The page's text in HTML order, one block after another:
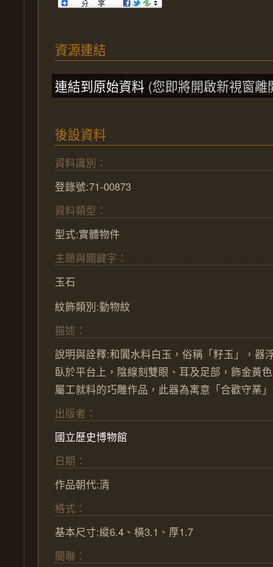
資源連結
連結到原始資料 (您即將開啟新視窗離
後設資料
資料識別：
登錄號:71-00873
資料類型：
型式:實體物件
主題與關鍵字：
玉石
紋飾類別:動物紋
描述：
說明與詮釋:和闐水料白玉，俗稱「籽玉」，器
臥於平台上，陰線刻雙眼、耳及足部，飾金黃
屬工就料的巧雕作品，此器為寓意「合歡守業
出版者：
國立歷史博物館
日期：
作品朝代:清
格式：
基本尺寸:縱6.4、橫3.1、厚1.7
關聯：